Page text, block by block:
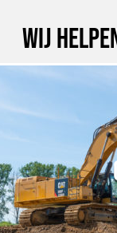
Wij